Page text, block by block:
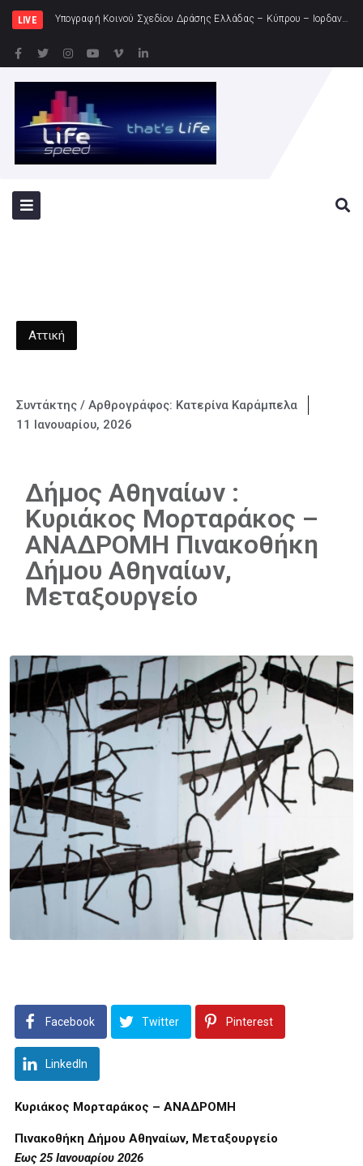
LIVE Υπογραφή Κοινού Σχεδίου Δράσης Ελλάδας – Κύπρου – Ιορδανίας
Αττική
Συντάκτης / Αρθρογράφος: Κατερίνα Καράμπελα
11 Ιανουαρίου, 2026
Δήμος Αθηναίων :
Κυριάκος Μορταράκος –
ΑΝΑΔΡΟΜΗ Πινακοθήκη
Δήμου Αθηναίων,
Μεταξουργείο
Facebook Twitter Pinterest
LinkedIn
Κυριάκος Μορταράκος – ΑΝΑΔΡΟΜΗ
Πινακοθήκη Δήμου Αθηναίων, Μεταξουργείο
Εως 25 Ιανουαρίου 2026